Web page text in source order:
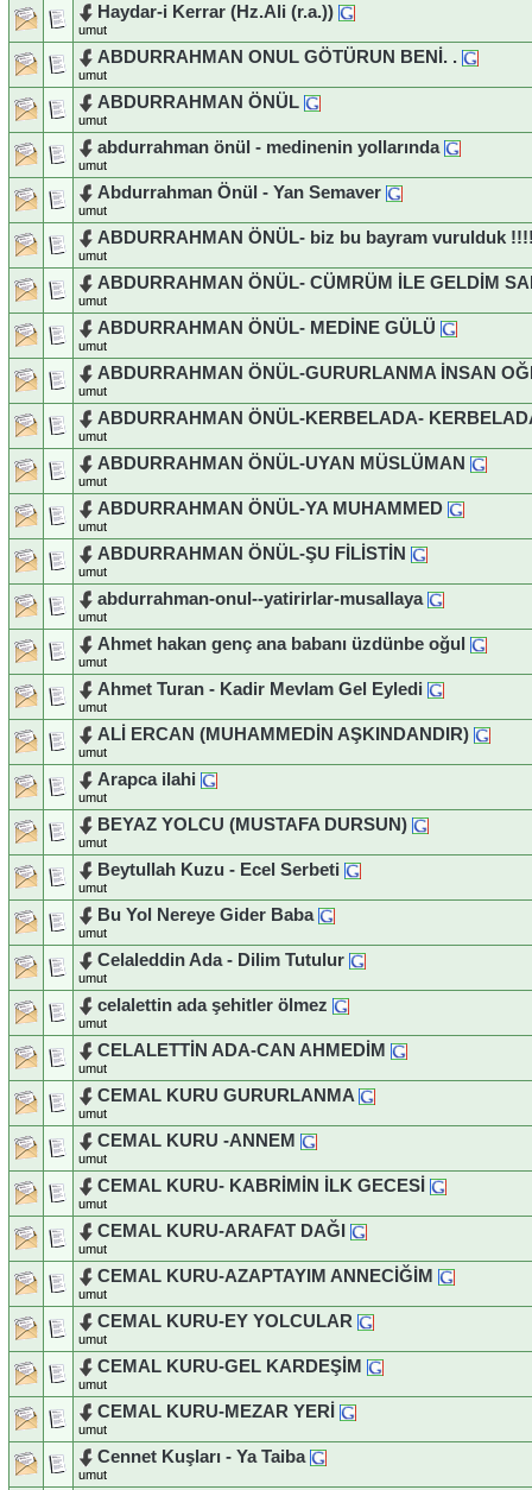
Haydar-i Kerrar (Hz.Ali (r.a.))
umut
ABDURRAHMAN ONUL GÖTÜRUN BENİ. .
umut
ABDURRAHMAN ÖNÜL
umut
abdurrahman önül - medinenin yollarında
umut
Abdurrahman Önül - Yan Semaver
umut
ABDURRAHMAN ÖNÜL- biz bu bayram vurulduk
umut
ABDURRAHMAN ÖNÜL- CÜMRÜM İLE GELDİM
umut
ABDURRAHMAN ÖNÜL- MEDİNE GÜLÜ
umut
ABDURRAHMAN ÖNÜL-GURURLANMA İNSAN
umut
ABDURRAHMAN ÖNÜL-KERBELADA-
umut
ABDURRAHMAN ÖNÜL-UYAN MÜSLÜMAN
umut
ABDURRAHMAN ÖNÜL-YA MUHAMMED
umut
ABDURRAHMAN ÖNÜL-ŞU FİLİSTİN
umut
abdurrahman-onul--yatirirlar-musallaya
umut
Ahmet hakan genç ana babanı üzdünbe oğul
umut
Ahmet Turan - Kadir Mevlam Gel Eyledi
umut
ALİ ERCAN (MUHAMMEDİN AŞKINDANDIR)
umut
Arapca ilahi
umut
BEYAZ YOLCU (MUSTAFA DURSUN)
umut
Beytullah Kuzu - Ecel Serbeti
umut
Bu Yol Nereye Gider Baba
umut
Celaleddin Ada - Dilim Tutulur
umut
celalettin ada şehitler ölmez
umut
CELALETTİN ADA-CAN AHMEDİM
umut
CEMAL KURU GURURLANMA
umut
CEMAL KURU -ANNEM
umut
CEMAL KURU- KABRİMİN İLK GECESİ
umut
CEMAL KURU-ARAFAT DAĞI
umut
CEMAL KURU-AZAPTAYIM ANNECİĞİM
umut
CEMAL KURU-EY YOLCULAR
umut
CEMAL KURU-GEL KARDEŞİM
umut
CEMAL KURU-MEZAR YERİ
umut
Cennet Kuşları - Ya Taiba
umut